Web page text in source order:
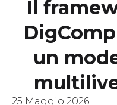
Il
un
25 Maggio 2026